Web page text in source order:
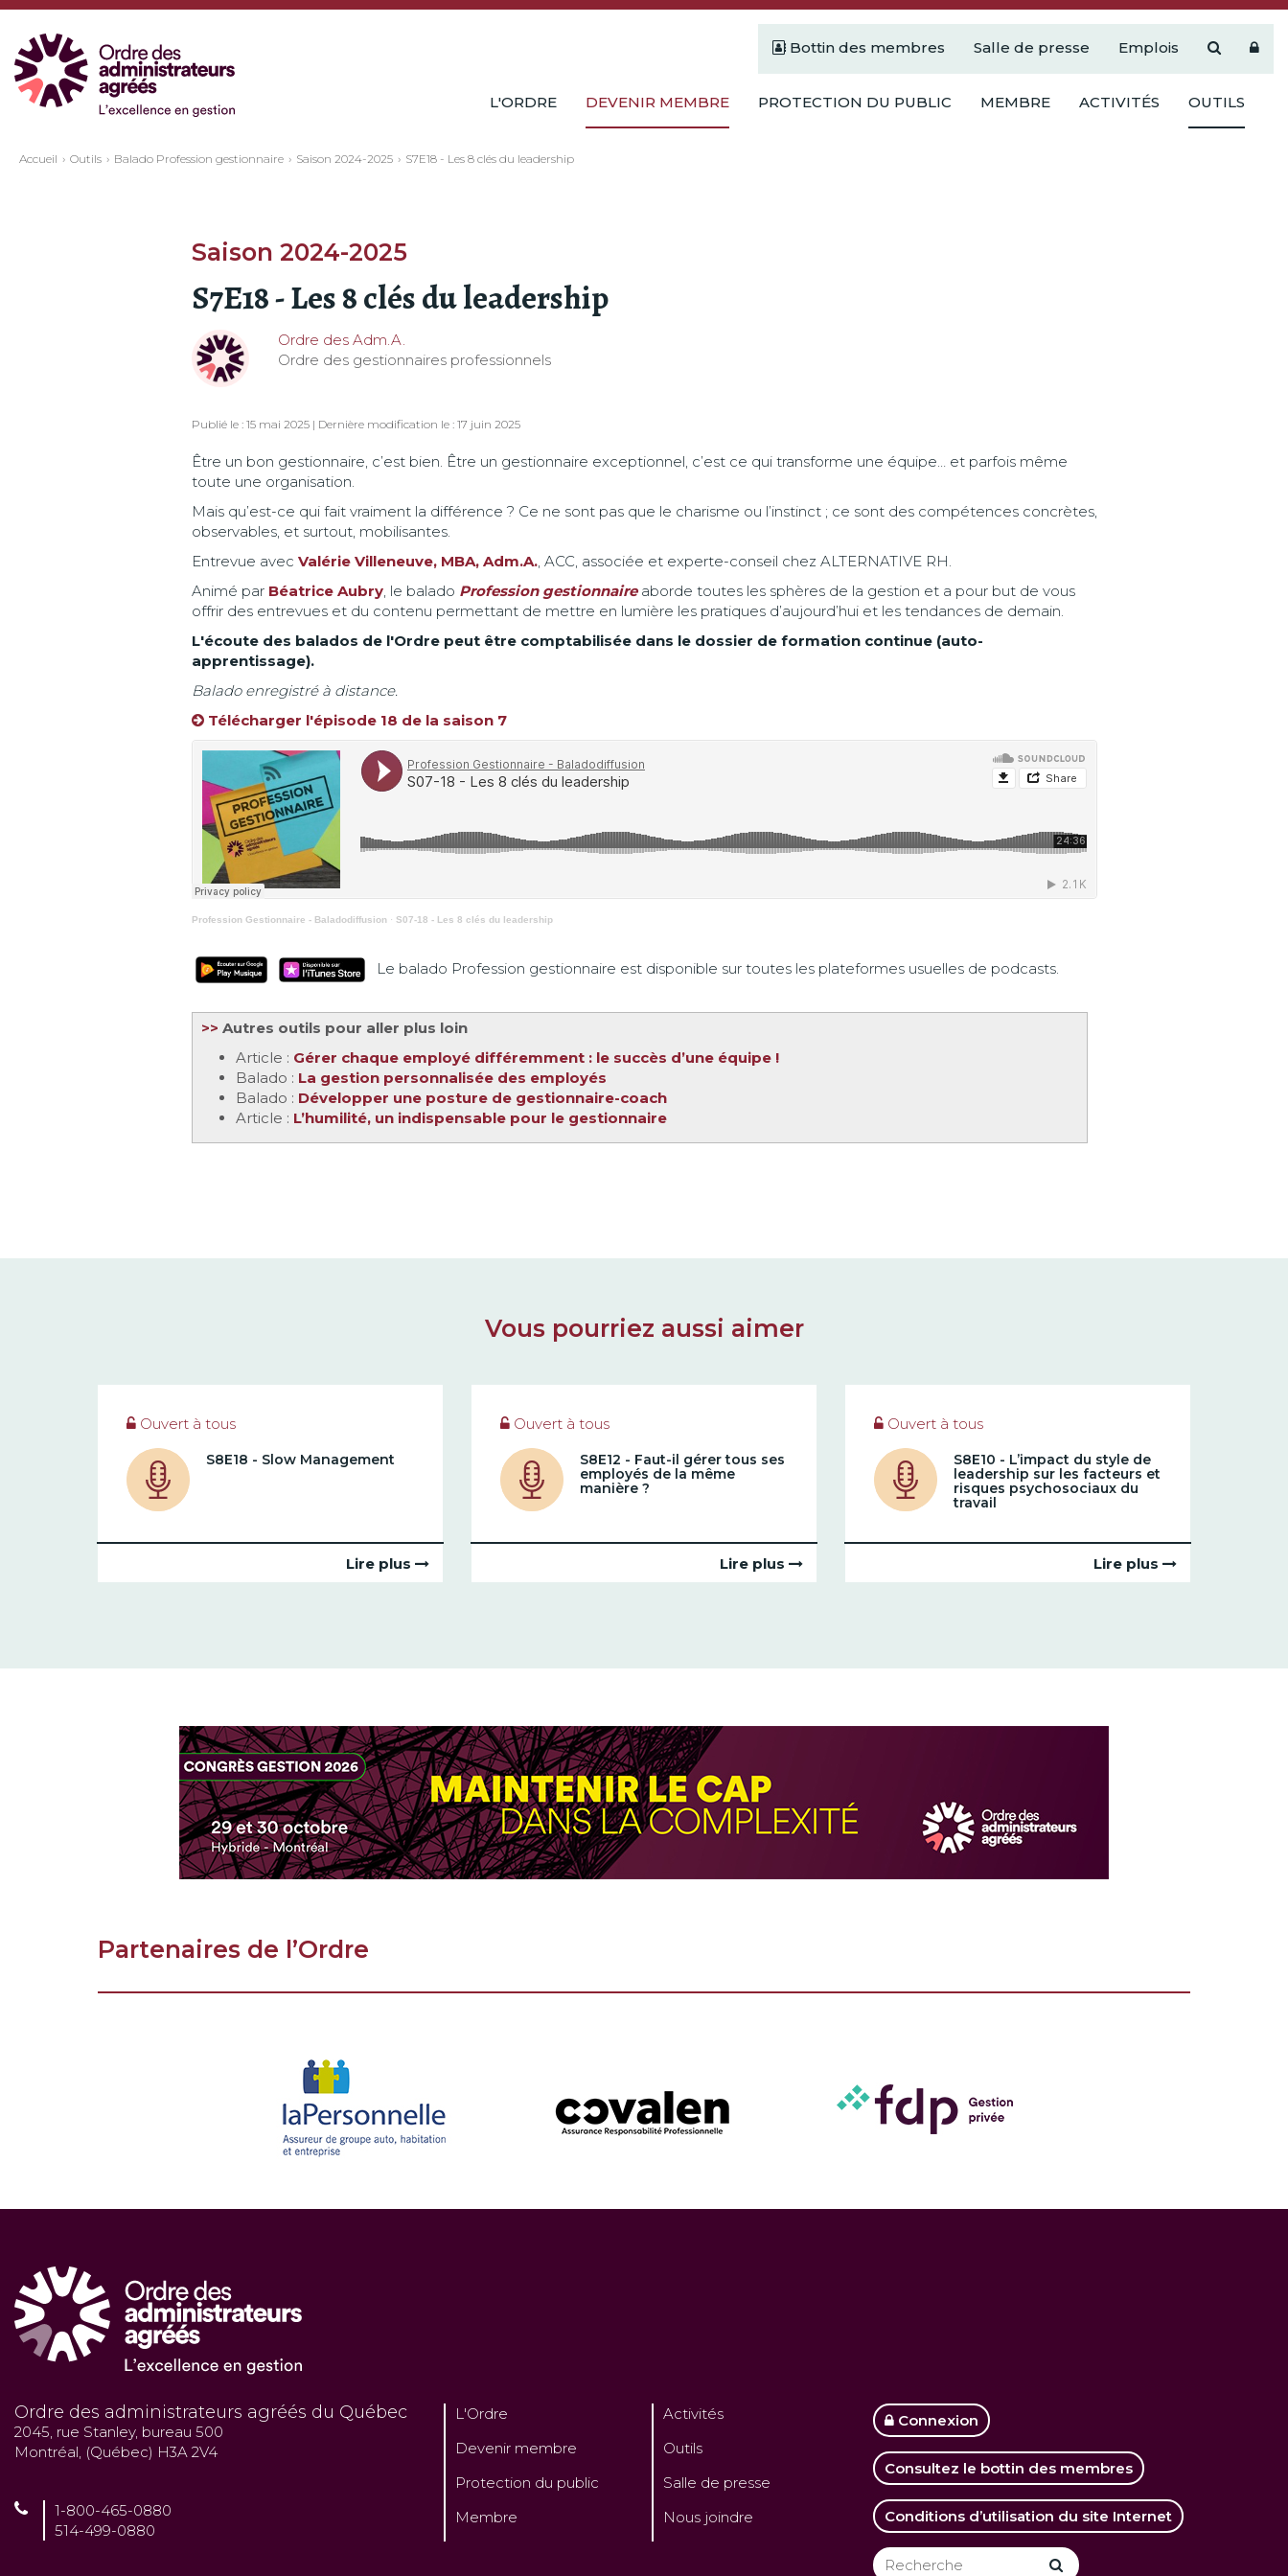
Bottin des membres Salle de presse Emplois
L'ORDRE DEVENIR MEMBRE PROTECTION DU PUBLIC MEMBRE ACTIVITÉS OUTILS
Accueil Outils Balado Profession gestionnaire Saison 2024-2025 S7E18 - Les 8 clés du leadership
Saison 2024-2025
S7E18 - Les 8 clés du leadership
Ordre des Adm.A.
Ordre des gestionnaires professionnels
Publié le : 15 mai 2025 | Dernière modification le : 17 juin 2025
Être un bon gestionnaire, c’est bien. Être un gestionnaire exceptionnel, c’est ce qui transforme une équipe… et parfois même
toute une organisation.
Mais qu’est-ce qui fait vraiment la différence ? Ce ne sont pas que le charisme ou l’instinct ; ce sont des compétences concrètes,
observables, et surtout, mobilisantes.
Entrevue avec Valérie Villeneuve, MBA, Adm.A., ACC, associée et experte-conseil chez ALTERNATIVE RH.
Animé par Béatrice Aubry, le balado Profession gestionnaireaborde toutes les sphères de la gestion et a pour but de vous
offrir des entrevues et du contenu permettant de mettre en lumière les pratiques d’aujourd’hui et les tendances de demain.
L'écoute des balados de l'Ordre peut être comptabilisée dans le dossier de formation continue (auto-
apprentissage).
Balado enregistré à distance.
Télécharger l'épisode 18 de la saison 7
Profession Gestionnaire - Baladodiffusion· S07-18 - Les 8 clés du leadership
Le balado Profession gestionnaire est disponible sur toutes les plateformes usuelles de podcasts.
>> Autres outils pour aller plus loin
Article : Gérer chaque employé différemment : le succès d’une équipe !
Balado : La gestion personnalisée des employés
Balado : Développer une posture de gestionnaire-coach
Article : L’humilité, un indispensable pour le gestionnaire
Vous pourriez aussi aimer
Ouvert à tous
S8E18 - Slow Management
Lire plus
Ouvert à tous
S8E12 - Faut-il gérer tous ses
employés de la même
manière ?
Lire plus
Ouvert à tous
S8E10 - L’impact du style de
leadership sur les facteurs et
risques psychosociaux du
travail
Lire plus
Partenaires de l’Ordre
Ordre des administrateurs agréés du Québec
2045, rue Stanley, bureau 500
Montréal, (Québec) H3A 2V4
1-800-465-0880
514-499-0880
L'Ordre
Devenir membre
Protection du public
Membre
Activités
Outils
Salle de presse
Nous joindre
Connexion
Consultez le bottin des membres
Conditions d’utilisation du site Internet